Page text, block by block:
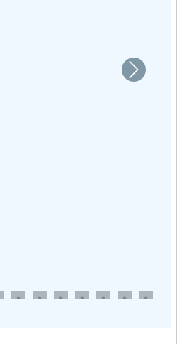
Next